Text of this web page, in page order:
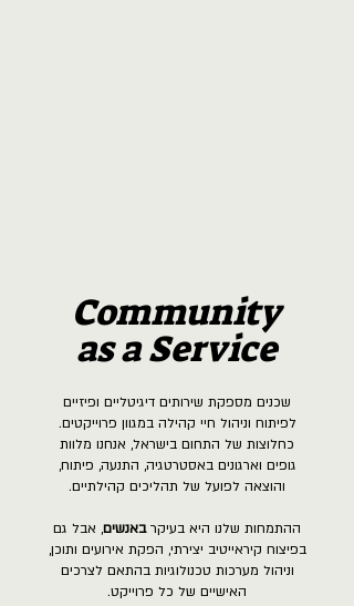
Community
as a Service
שכנים מספקת שירותים דיגיטליים ופיזיים
לפיתוח וניהול חיי קהילה במגוון פרוייקטים.
כחלוצות של התחום בישראל, אנחנו מלוות
גופים וארגונים באסטרטגיה, התנעה, פיתוח,
והוצאה לפועל של תהליכים קהילתיים.
ההתמחות שלנו היא בעיקרבאנשים, אבל גם
בפיצוח קיראייטיב יצירתי, הפקת אירועים ותוכן,
וניהול מערכות טכנולוגיות בהתאם לצרכים
האישיים של כל פרוייקט.